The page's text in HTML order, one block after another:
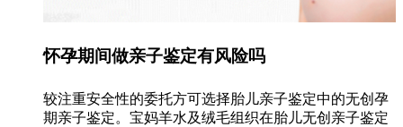
怀孕期间做亲子鉴定有风险吗
较注重安全性的委托方可选择胎儿亲子鉴定中的无创孕
期亲子鉴定。宝妈羊水及绒毛组织在胎儿无创亲子鉴定